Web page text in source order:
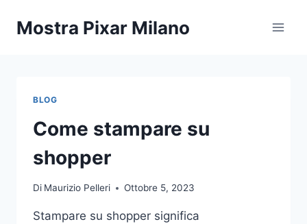
Mostra Pixar Milano
BLOG
Come stampare su
shopper
Di Maurizio Pelleri Ottobre 5, 2023
Stampare su shopper significa